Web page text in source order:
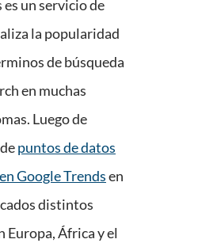
un servicio de
la popularidad
de búsqueda
en muchas
Luego de
puntos de datos
Google Trendsen
distintos
África y el